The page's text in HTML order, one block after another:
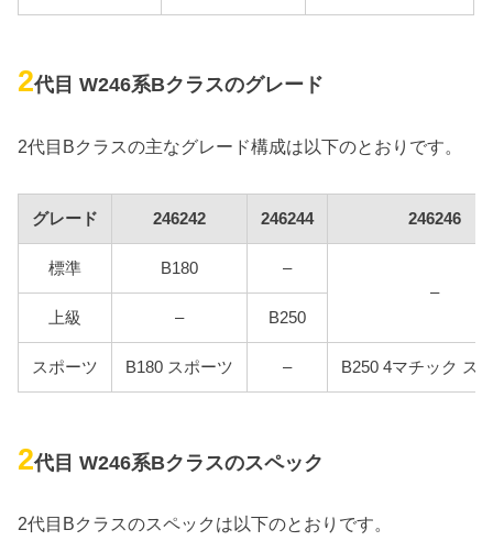
2代目 W246系Bクラスのグレード
2代目Bクラスの主なグレード構成は以下のとおりです。
グレード 246242 246244 246246
標準 B180
–
–
上級
– B250
スポーツ B180 スポーツ – B250 4マチック ス
2代目 W246系Bクラスのスペック
2代目Bクラスのスペックは以下のとおりです。